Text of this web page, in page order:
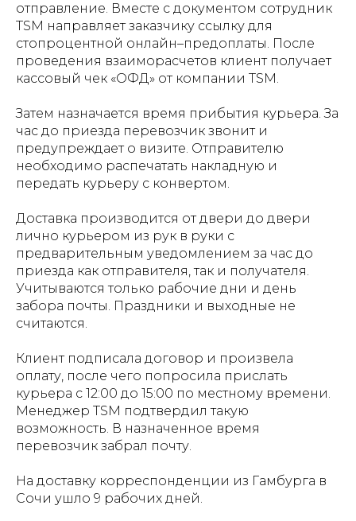
отправление. Вместе с документом сотрудник
TSM направляет заказчику ссылку для
стопроцентной онлайн–предоплаты. После
проведения взаиморасчетов клиент получает
кассовый чек «ОФД» от компании TSM.
Затем назначается время прибытия курьера. За
час до приезда перевозчик звонит и
предупреждает о визите. Отправителю
необходимо распечатать накладную и
передать курьеру с конвертом.
Доставка производится от двери до двери
лично курьером из рук в руки с
предварительным уведомлением за час до
приезда как отправителя, так и получателя.
Учитываются только рабочие дни и день
забора почты. Праздники и выходные не
считаются.
Клиент подписала договор и произвела
оплату, после чего попросила прислать
курьера с 12:00 до 15:00 по местному времени.
Менеджер TSM подтвердил такую
возможность. В назначенное время
перевозчик забрал почту.
На доставку корреспонденции из Гамбурга в
Сочи ушло 9 рабочих дней.